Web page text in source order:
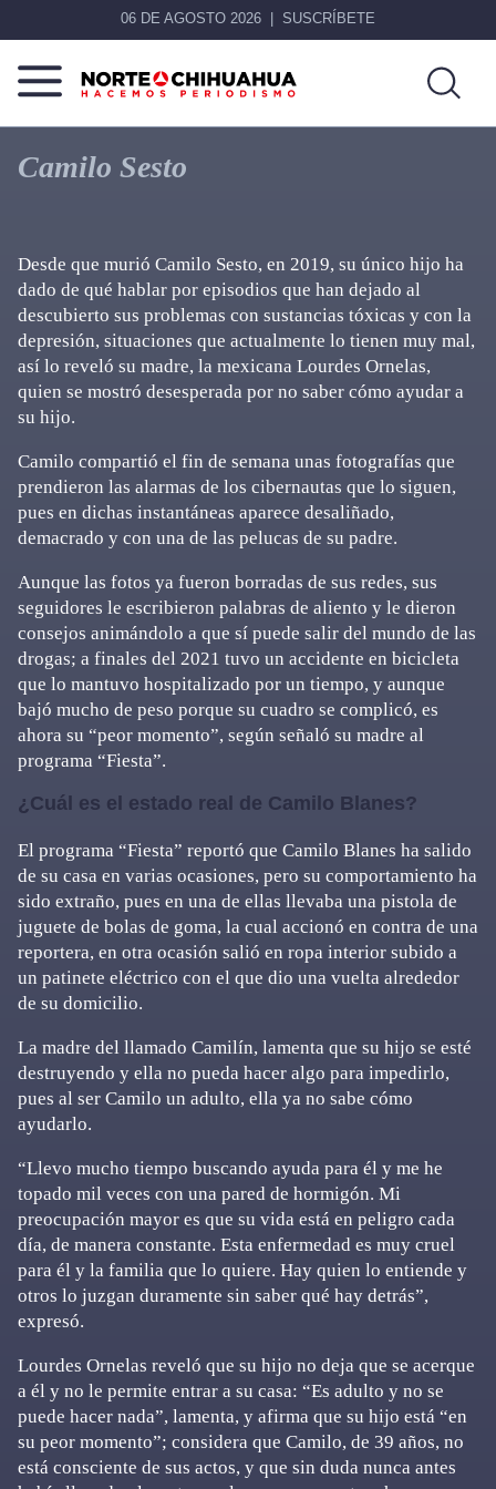
06 DE AGOSTO 2026 SUSCRÍBETE
Norte
De
Chihuahua
Más
que
noticias,
Camilo Sesto
Desde que murió Camilo Sesto, en 2019, su único hijo ha
dado de qué hablar por episodios que han dejado al
descubierto sus problemas con sustancias tóxicas y con la
depresión, situaciones que actualmente lo tienen muy mal,
así lo reveló su madre, la mexicana Lourdes Ornelas,
quien se mostró desesperada por no saber cómo ayudar a
su hijo.
Camilo compartió el fin de semana unas fotografías que
prendieron las alarmas de los cibernautas que lo siguen,
pues en dichas instantáneas aparece desaliñado,
demacrado y con una de las pelucas de su padre.
Aunque las fotos ya fueron borradas de sus redes, sus
seguidores le escribieron palabras de aliento y le dieron
consejos animándolo a que sí puede salir del mundo de las
drogas; a finales del 2021 tuvo un accidente en bicicleta
que lo mantuvo hospitalizado por un tiempo, y aunque
bajó mucho de peso porque su cuadro se complicó, es
ahora su “peor momento”, según señaló su madre al
programa “Fiesta”.
¿Cuál es el estado real de Camilo Blanes?
El programa “Fiesta” reportó que Camilo Blanes ha salido
de su casa en varias ocasiones, pero su comportamiento ha
sido extraño, pues en una de ellas llevaba una pistola de
juguete de bolas de goma, la cual accionó en contra de una
reportera, en otra ocasión salió en ropa interior subido a
un patinete eléctrico con el que dio una vuelta alrededor
de su domicilio.
La madre del llamado Camilín, lamenta que su hijo se esté
destruyendo y ella no pueda hacer algo para impedirlo,
pues al ser Camilo un adulto, ella ya no sabe cómo
ayudarlo.
“Llevo mucho tiempo buscando ayuda para él y me he
topado mil veces con una pared de hormigón. Mi
preocupación mayor es que su vida está en peligro cada
día, de manera constante. Esta enfermedad es muy cruel
para él y la familia que lo quiere. Hay quien lo entiende y
otros lo juzgan duramente sin saber qué hay detrás”,
expresó.
Lourdes Ornelas reveló que su hijo no deja que se acerque
a él y no le permite entrar a su casa: “Es adulto y no se
puede hacer nada”, lamenta, y afirma que su hijo está “en
su peor momento”; considera que Camilo, de 39 años, no
está consciente de sus actos, y que sin duda nunca antes